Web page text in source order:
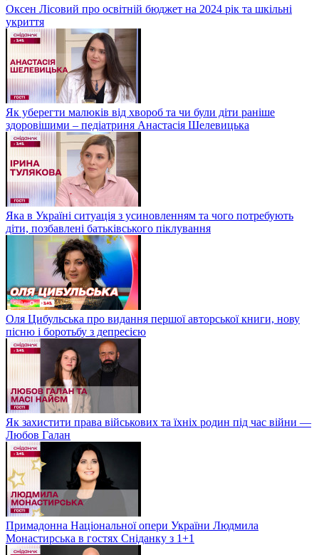
Оксен Лісовий про освітній бюджет на 2024 рік та шкільні
укриття
Як уберегти малюків від хвороб та чи були діти раніше
здоровішими – педіатриня Анастасія Шелевицька
Яка в Україні ситуація з усиновленням та чого потребують
діти, позбавлені батьківського піклування
Оля Цибульська про видання першої авторської книги, нову
пісню і боротьбу з депресією
Як захистити права військових та їхніх родин під час війни —
Любов Галан
Примадонна Національної опери України Людмила
Монастирська в гостях Сніданку з 1+1